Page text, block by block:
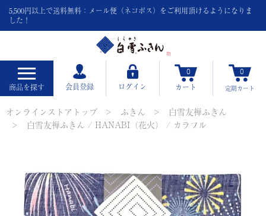
5,500円以上で送料無料：メール便（ネコポス）をご利用頂けるようになりま
した！
商品を探す 会員登録 ログイン
0
カート
0
定期カート
オンラインストアトップ ふきん
白雪友禅ふきん
白雪友禅ふきん / HANABI（花火） / カラフル